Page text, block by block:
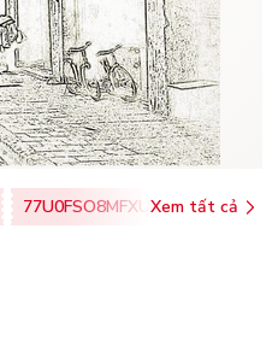
77U0FSO8MFXU Xem tất cả